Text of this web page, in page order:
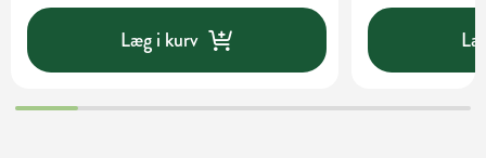
Læg i kurv